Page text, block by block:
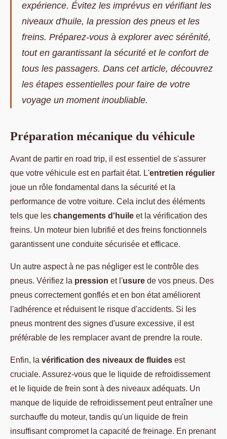
expérience. Évitez les imprévus en vérifiant les
niveaux d'huile, la pression des pneus et les
freins. Préparez-vous à explorer avec sérénité,
tout en garantissant la sécurité et le confort de
tous les passagers. Dans cet article, découvrez
les étapes essentielles pour faire de votre
voyage un moment inoubliable.
Préparation mécanique du véhicule
Avant de partir en road trip, il est essentiel de s'assurer
que votre véhicule est en parfait état. L'entretien régulier
joue un rôle fondamental dans la sécurité et la
performance de votre voiture. Cela inclut des éléments
tels que les changements d'huile et la vérification des
freins. Un moteur bien lubrifié et des freins fonctionnels
garantissent une conduite sécurisée et efficace.
Un autre aspect à ne pas négliger est le contrôle des
pneus. Vérifiez la pression et l'usure de vos pneus. Des
pneus correctement gonflés et en bon état améliorent
l'adhérence et réduisent le risque d'accidents. Si les
pneus montrent des signes d'usure excessive, il est
préférable de les remplacer avant de prendre la route.
Enfin, la vérification des niveaux de fluides est
cruciale. Assurez-vous que le liquide de refroidissement
et le liquide de frein sont à des niveaux adéquats. Un
manque de liquide de refroidissement peut entraîner une
surchauffe du moteur, tandis qu'un liquide de frein
insuffisant compromet la capacité de freinage. En prenant